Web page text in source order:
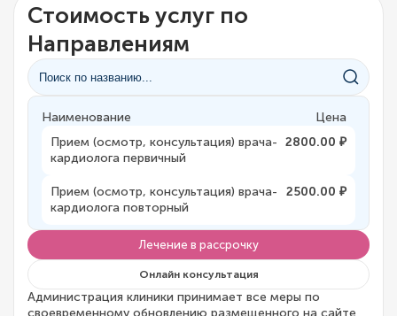
Стоимость услуг по
Направлениям
Наименование
Цена
Прием (осмотр, консультация) врача-
кардиолога первичный
2800.00 ₽
Прием (осмотр, консультация) врача-
кардиолога повторный
2500.00 ₽
Лечение в рассрочку
Онлайн консультация
Администрация клиники принимает все меры по